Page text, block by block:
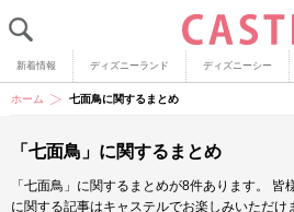
新着情報 ディズニーランド ディズニーシー
ホーム 七面鳥に関するまとめ
「七面鳥」に関するまとめ
「七面鳥」に関するまとめが8件あります。
皆
に関する記事はキャステルでお楽しみいただけ